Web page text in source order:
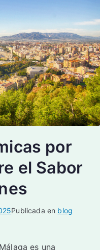
por
el Sabor
Publicada en blog
es una